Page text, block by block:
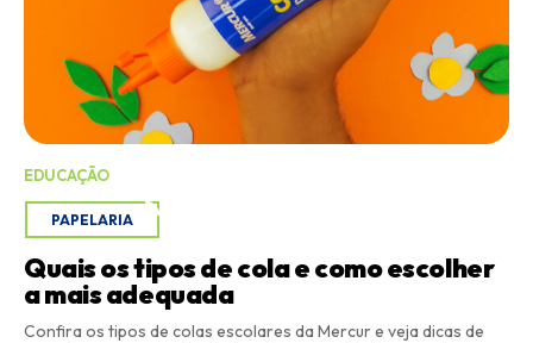
EDUCAÇÃO
PAPELARIA
Quais os tipos de cola e como escolher
a mais adequada
Confira os tipos de colas escolares da Mercur e veja dicas de